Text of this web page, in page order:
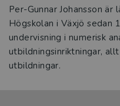
Per-Gunnar Johansson är
Högskolan i Växjö sedan
undervisning i numerisk
utbildningsinriktningar,
utbildningar.